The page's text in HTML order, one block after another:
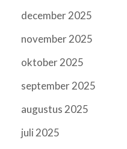
december 2025
november 2025
oktober 2025
september 2025
augustus 2025
juli 2025